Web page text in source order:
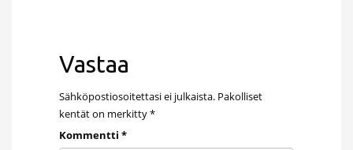
Vastaa
Sähköpostiosoitettasi ei julkaista. Pakolliset
kentät on merkitty*
Kommentti *